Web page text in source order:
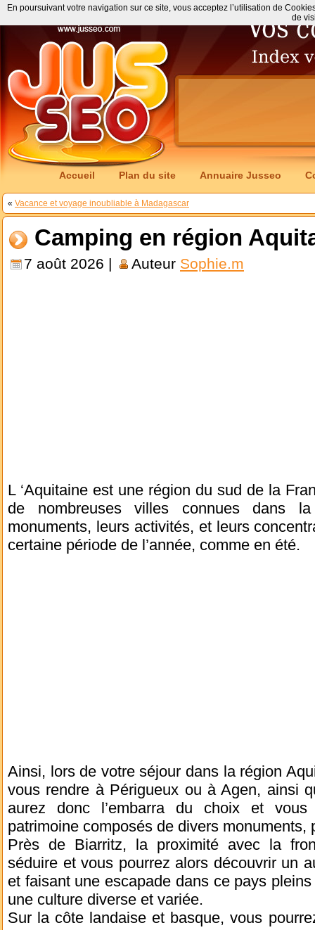
Accueil Plan du site Annuaire Jusseo
« Vacance et voyage inoubliable à Madagascar
Camping en région
7 août 2026 | Auteur Sophie.m
L ‘Aquitaine est une région du sud de la
de nombreuses villes connues dans
monuments, leurs activités, et leurs
certaine période de l’année, comme en été.
Ainsi, lors de votre séjour dans la région
vous rendre à Périgueux ou à Agen, ainsi
aurez donc l’embarra du choix et
patrimoine composés de divers monuments,
Près de Biarritz, la proximité avec la
séduire et vous pourrez alors découvrir un
et faisant une escapade dans ce pays
une culture diverse et variée.
Sur la côte landaise et basque, vous
En poursuivant votre navigation sur ce site, vous acceptez l’utilisation de
de